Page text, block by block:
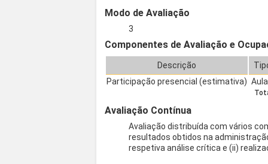
Modo de Avaliação
3
Componentes de Avaliação e
Descrição
Participação presencial (estimativa)
Avaliação Contínua
Avaliação distribuída com vários
resultados obtidos na
respetiva análise crítica e (ii)